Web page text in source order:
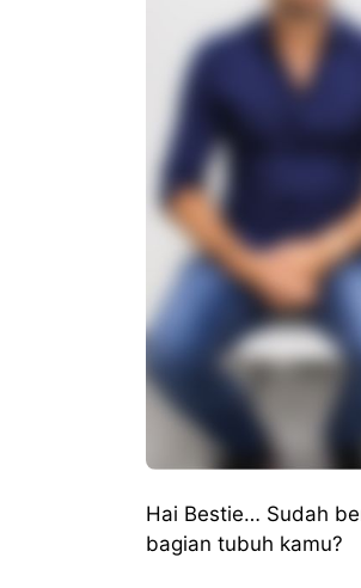
Hai Bestie… Sudah
bagian tubuh kamu?